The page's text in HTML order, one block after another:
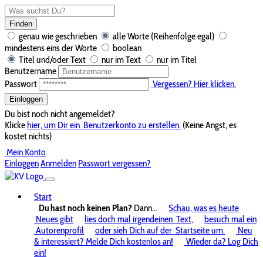
Finden
genau wie geschrieben
alle Worte (Reihenfolge egal)
mindestens eins der Worte
boolean
Titel und/oder Text
nur im Text
nur im Titel
Benutzername
Passwort
Vergessen? Hier klicken.
Einloggen
Du bist noch nicht angemeldet?
Klickehier, um Dir ein Benutzerkonto zu erstellen. (Keine Angst, es
kostet nichts)
Mein Konto
EinloggenAnmelden Passwort vergessen?
Start
Du hast noch keinen Plan? Dann...
Schau, was es heute
Neues gibt
lies doch mal irgendeinen Text,
besuch mal ein
Autorenprofil
oder sieh Dich auf der Startseite um.
Neu
& interessiert? Melde Dich kostenlos an!
Wieder da? Log Dich
ein!